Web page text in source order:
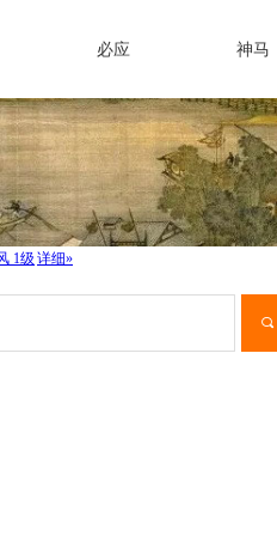
必应 神马
끠